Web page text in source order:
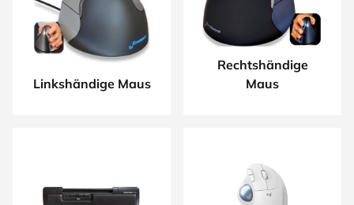
Linkshändige Maus
Rechtshändige
Maus